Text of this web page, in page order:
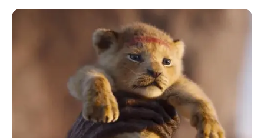
укр рус
Происшествия